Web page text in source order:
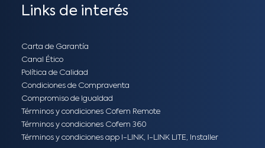
Links de interés
Carta de Garantía
Canal Ético
Política de Calidad
Condiciones de Compraventa
Compromiso de Igualdad
Términos y condiciones Cofem Remote
Términos y condiciones Cofem 360
Términos y condiciones app I-LINK, I-LINK LITE, Installer